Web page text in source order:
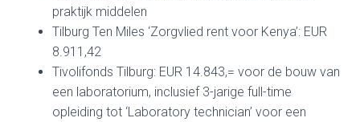
praktijk middelen
Tilburg Ten Miles ‘Zorgvlied rent voor Kenya’: EUR
8.911,42
Tivolifonds Tilburg: EUR 14.843,= voor de bouw van
een laboratorium, inclusief 3-jarige full-time
opleiding tot ‘Laboratory technician’ voor een